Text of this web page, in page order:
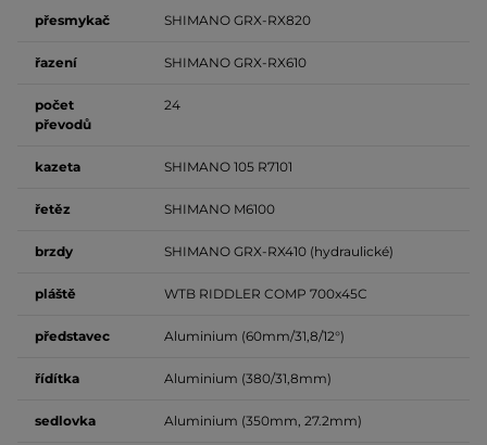
přesmykač SHIMANO GRX-RX820
řazení SHIMANO GRX-RX610
počet
převodů
24
kazeta SHIMANO 105 R7101
řetěz SHIMANO M6100
brzdy SHIMANO GRX-RX410 (hydraulické)
pláště WTB RIDDLER COMP 700x45C
představec Aluminium (60mm/31,8/12°)
řídítka Aluminium (380/31,8mm)
sedlovka Aluminium (350mm, 27.2mm)